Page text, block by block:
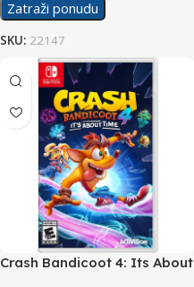
Zatraži ponudu
SKU: 22147
Crash Bandicoot 4: Its About